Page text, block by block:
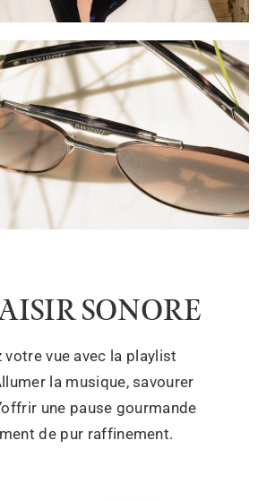
SONORE
votre vue avec la playlist
la musique, savourer
une pause gourmande
de pur raffinement.